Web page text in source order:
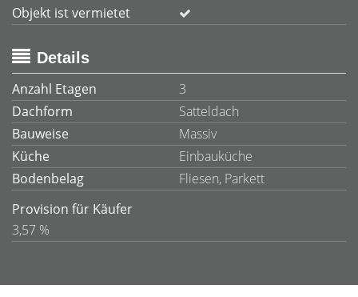
Objekt ist vermietet
Details
Anzahl Etagen
3
Dachform
Satteldach
Bauweise
Massiv
Küche
Einbauküche
Bodenbelag
Fliesen, Parkett
Provision für Käufer
3,57 %